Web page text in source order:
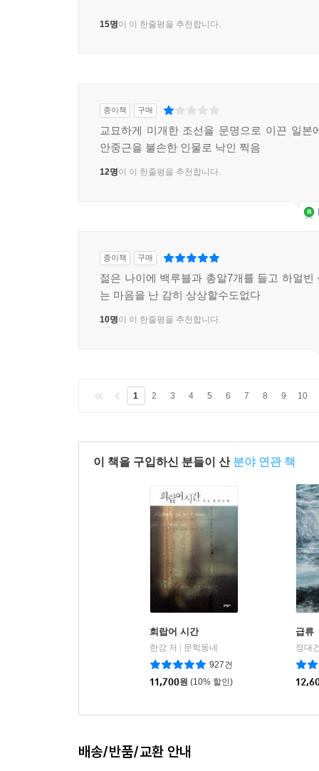
15명이 이 한줄평을 추천합니다.
종이책 구매
교묘하게 미개한 조선을 문명으로 이끈 일본
안중근을 불손한 인물로 낙인 찍음
12명이 이 한줄평을 추천합니다.
종이책 구매
젊은 나이에 백루블과 총알7개를 들고 하얼빈
는 마음을 난 감히 상상할수도없다
10명이 이 한줄평을 추천합니다.
1 2 3 4 5 6 7 8 9 10
이 책을 구입하신 분들이 산 분야 연관 책
희랍어 시간
한강 저
문학동네
927건
11,700원 (10% 할인)
급류
정대
배송/반품/교환 안내